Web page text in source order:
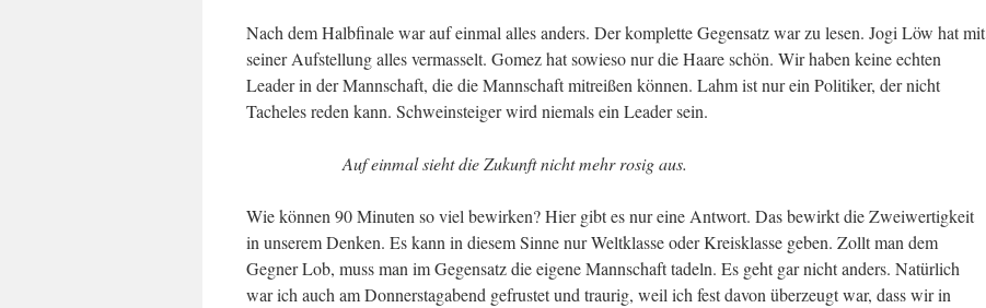
Nach dem Halbfinale war auf einmal alles anders. Der komplette Gegensatz war zu lesen. Jogi Löw hat mit
seiner Aufstellung alles vermasselt. Gomez hat sowieso nur die Haare schön. Wir haben keine echten
Leader in der Mannschaft, die die Mannschaft mitreißen können. Lahm ist nur ein Politiker, der nicht
Tacheles reden kann. Schweinsteiger wird niemals ein Leader sein.
Auf einmal sieht die Zukunft nicht mehr rosig aus.
Wie können 90 Minuten so viel bewirken? Hier gibt es nur eine Antwort. Das bewirkt die Zweiwertigkeit
in unserem Denken. Es kann in diesem Sinne nur Weltklasse oder Kreisklasse geben. Zollt man dem
Gegner Lob, muss man im Gegensatz die eigene Mannschaft tadeln. Es geht gar nicht anders. Natürlich
war ich auch am Donnerstagabend gefrustet und traurig, weil ich fest davon überzeugt war, dass wir in